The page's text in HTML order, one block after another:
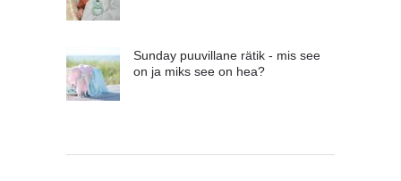
Sunday puuvillane rätik - mis see
on ja miks see on hea?